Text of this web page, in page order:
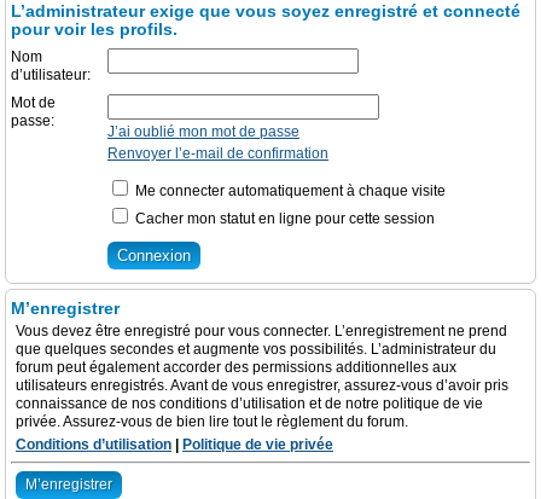
L’administrateur exige que vous soyez enregistré et connecté
pour voir les profils.
Nom
d’utilisateur:
Mot de
passe:
J’ai oublié mon mot de passe
Renvoyer l’e-mail de confirmation
Me connecter automatiquement à chaque visite
Cacher mon statut en ligne pour cette session
M’enregistrer
Vous devez être enregistré pour vous connecter. L’enregistrement ne prend
que quelques secondes et augmente vos possibilités. L’administrateur du
forum peut également accorder des permissions additionnelles aux
utilisateurs enregistrés. Avant de vous enregistrer, assurez-vous d’avoir pris
connaissance de nos conditions d’utilisation et de notre politique de vie
privée. Assurez-vous de bien lire tout le règlement du forum.
Conditions d’utilisation
Politique de vie privée
M’enregistrer